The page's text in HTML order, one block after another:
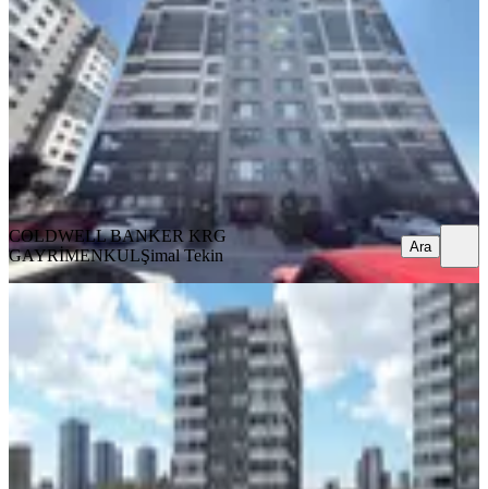
Yenimahalle, Cumhuriyet Mahallesi
4.5+1·200 m² · 6. Kat ·09.08.2026
14.150.000 ₺
COLDWELL BANKER KRG GAYRİMENKUL Şimal Tekin
Ara
COLDWELL BANKER KRG
GAYRİMENKULŞimal Tekin Ara
YENİ
Kaşmir Yonca Sitesi'nde 5+1 Lüks
Daire
Yenimahalle, Cumhuriyet Mahallesi
5+1 ·185 m² · 14. Kat· 09.08.2026
14.300.000 ₺